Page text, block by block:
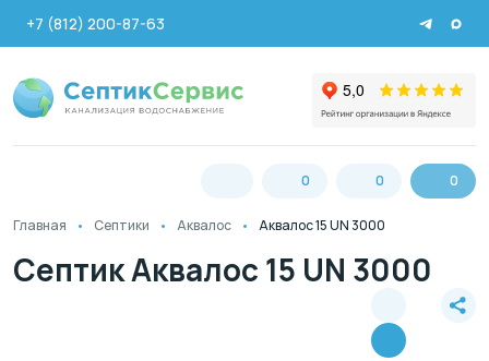
+7 (812) 200-87-63
0 0 0
Главная Септики Аквалос Аквалос 15 UN 3000
Септик Аквалос 15 UN 3000